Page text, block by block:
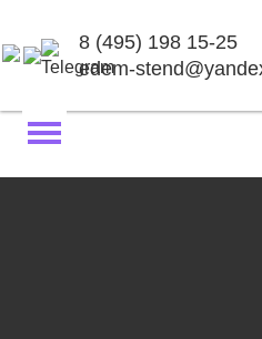
Перейти
содержимому
8 (495) 198 15-25
edem-